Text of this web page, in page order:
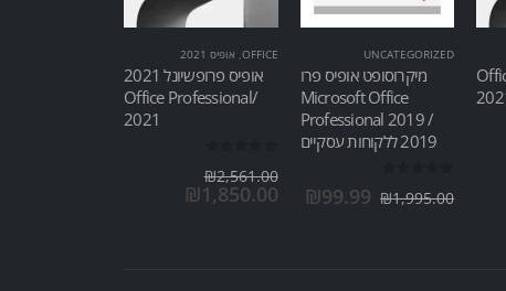
UNCATEGORIZED
מיקרוסופט אופיס פרו
Microsoft Office
Professional 2019 /
2019 ללקוחות עסקיים
₪1,995.00
₪99.99
OFFICE
, אופיס 2021
אופיס פרופשיונל 2021
/Office Professional
2021
₪2,561.00
₪1,850.00